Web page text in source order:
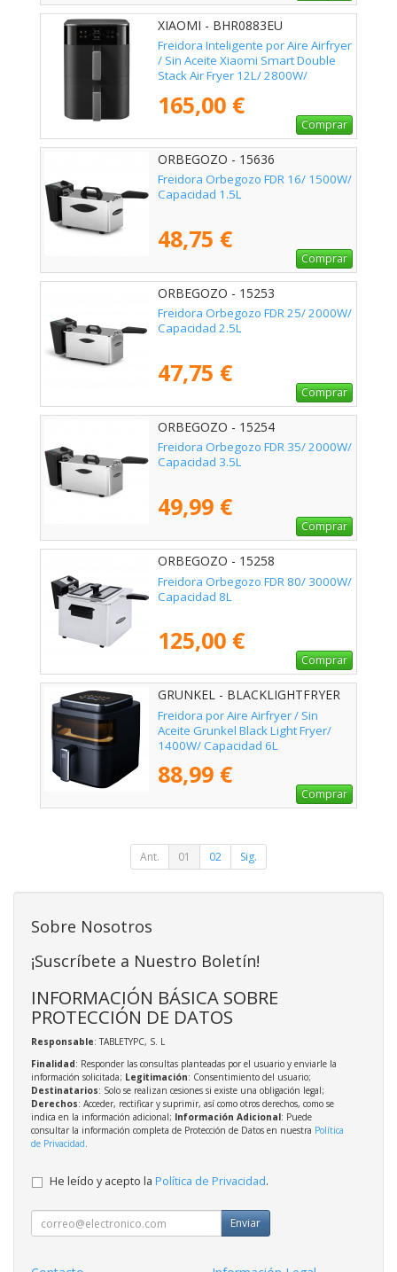
XIAOMI - BHR0883EU
Freidora Inteligente por Aire Airfryer
/ Sin Aceite Xiaomi Smart Double
Stack Air Fryer 12L/ 2800W/
165,00 €
Comprar
ORBEGOZO - 15636
Freidora Orbegozo FDR 16/ 1500W/
Capacidad 1.5L
48,75 €
Comprar
ORBEGOZO - 15253
Freidora Orbegozo FDR 25/ 2000W/
Capacidad 2.5L
47,75 €
Comprar
ORBEGOZO - 15254
Freidora Orbegozo FDR 35/ 2000W/
Capacidad 3.5L
49,99 €
Comprar
ORBEGOZO - 15258
Freidora Orbegozo FDR 80/ 3000W/
Capacidad 8L
125,00 €
Comprar
GRUNKEL - BLACKLIGHTFRYER
Freidora por Aire Airfryer / Sin
Aceite Grunkel Black Light Fryer/
1400W/ Capacidad 6L
88,99 €
Comprar
Ant. 01 02 Sig.
Sobre Nosotros
¡Suscríbete a Nuestro Boletín!
INFORMACIÓN BÁSICA SOBRE
PROTECCIÓN DE DATOS
Responsable: TABLETYPC, S. L
Finalidad: Responder las consultas planteadas por el usuario y enviarle la
información solicitada; Legitimación: Consentimiento del usuario;
Destinatarios: Solo se realizan cesiones si existe una obligación legal;
Derechos: Acceder, rectificar y suprimir, así como otros derechos, como se
indica en la información adicional; Información Adicional: Puede
consultar la información completa de Protección de Datos en nuestra Política
de Privacidad.
He leído y acepto la Política de Privacidad.
Enviar